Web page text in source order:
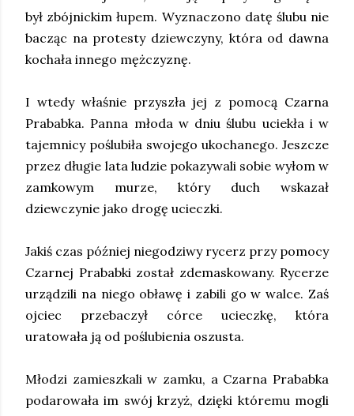
był zbójnickim łupem. Wyznaczono datę ślubu nie
bacząc na protesty dziewczyny, która od dawna
kochała innego mężczyznę.
I wtedy właśnie przyszła jej z pomocą Czarna
Prababka. Panna młoda w dniu ślubu uciekła i w
tajemnicy poślubiła swojego ukochanego. Jeszcze
przez długie lata ludzie pokazywali sobie wyłom w
zamkowym murze, który duch wskazał
dziewczynie jako drogę ucieczki.
Jakiś czas później niegodziwy rycerz przy pomocy
Czarnej Prababki został zdemaskowany. Rycerze
urządzili na niego obławę i zabili go w walce. Zaś
ojciec przebaczył córce ucieczkę, która
uratowała ją od poślubienia oszusta.
Młodzi zamieszkali w zamku, a Czarna Prababka
podarowała im swój krzyż, dzięki któremu mogli